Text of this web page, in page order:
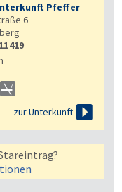
Pfeffer
6
zur Unterkunft 